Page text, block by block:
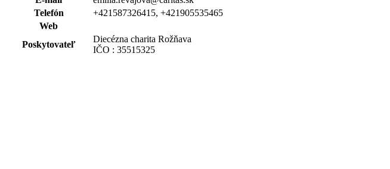
Telefón
+421587326415, +421905535465
Web
Poskytovateľ
Diecézna charita Rožňava
IČO : 35515325